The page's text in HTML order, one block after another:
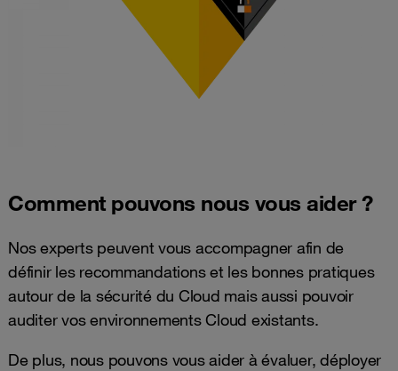
Comment pouvons nous vous aider ?
Nos experts peuvent vous accompagner afin de
définir les recommandations et les bonnes pratiques
autour de la sécurité du Cloud mais aussi pouvoir
auditer vos environnements Cloud existants.
De plus, nous pouvons vous aider à évaluer, déployer